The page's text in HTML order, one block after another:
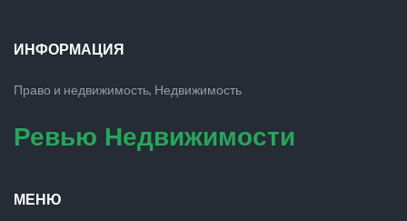
ИНФОРМАЦИЯ
Право и недвижимость, Недвижимость
Ревью Недвижимости
МЕНЮ